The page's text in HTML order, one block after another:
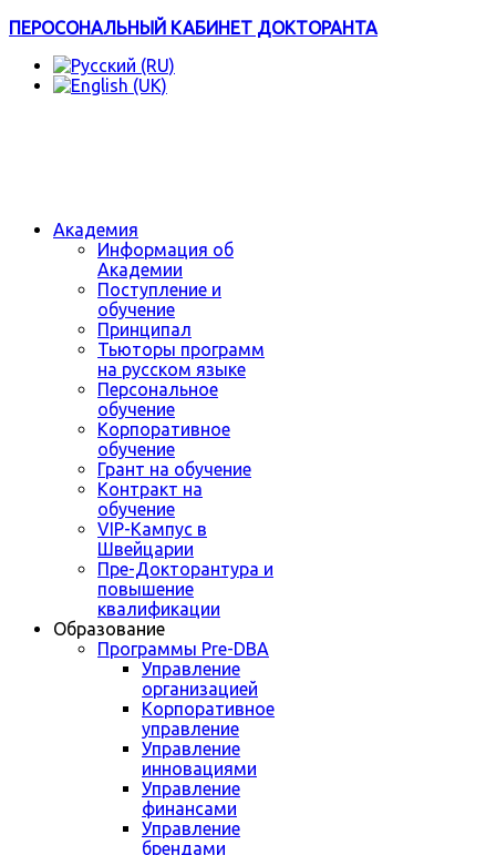
ПЕРОСОНАЛЬНЫЙ КАБИНЕТ ДОКТОРАНТА
Академия
Информация об
Академии
Поступление и
обучение
Принципал
Тьюторы программ
на русском языке
Персональное
обучение
Корпоративное
обучение
Грант на обучение
Контракт на
обучение
VIP-Кампус в
Швейцарии
Пре-Докторантура и
повышение
квалификации
Образование
Программы Pre-DBA
Управление
организацией
Корпоративное
управление
Управление
инновациями
Управление
финансами
Управление
брендами